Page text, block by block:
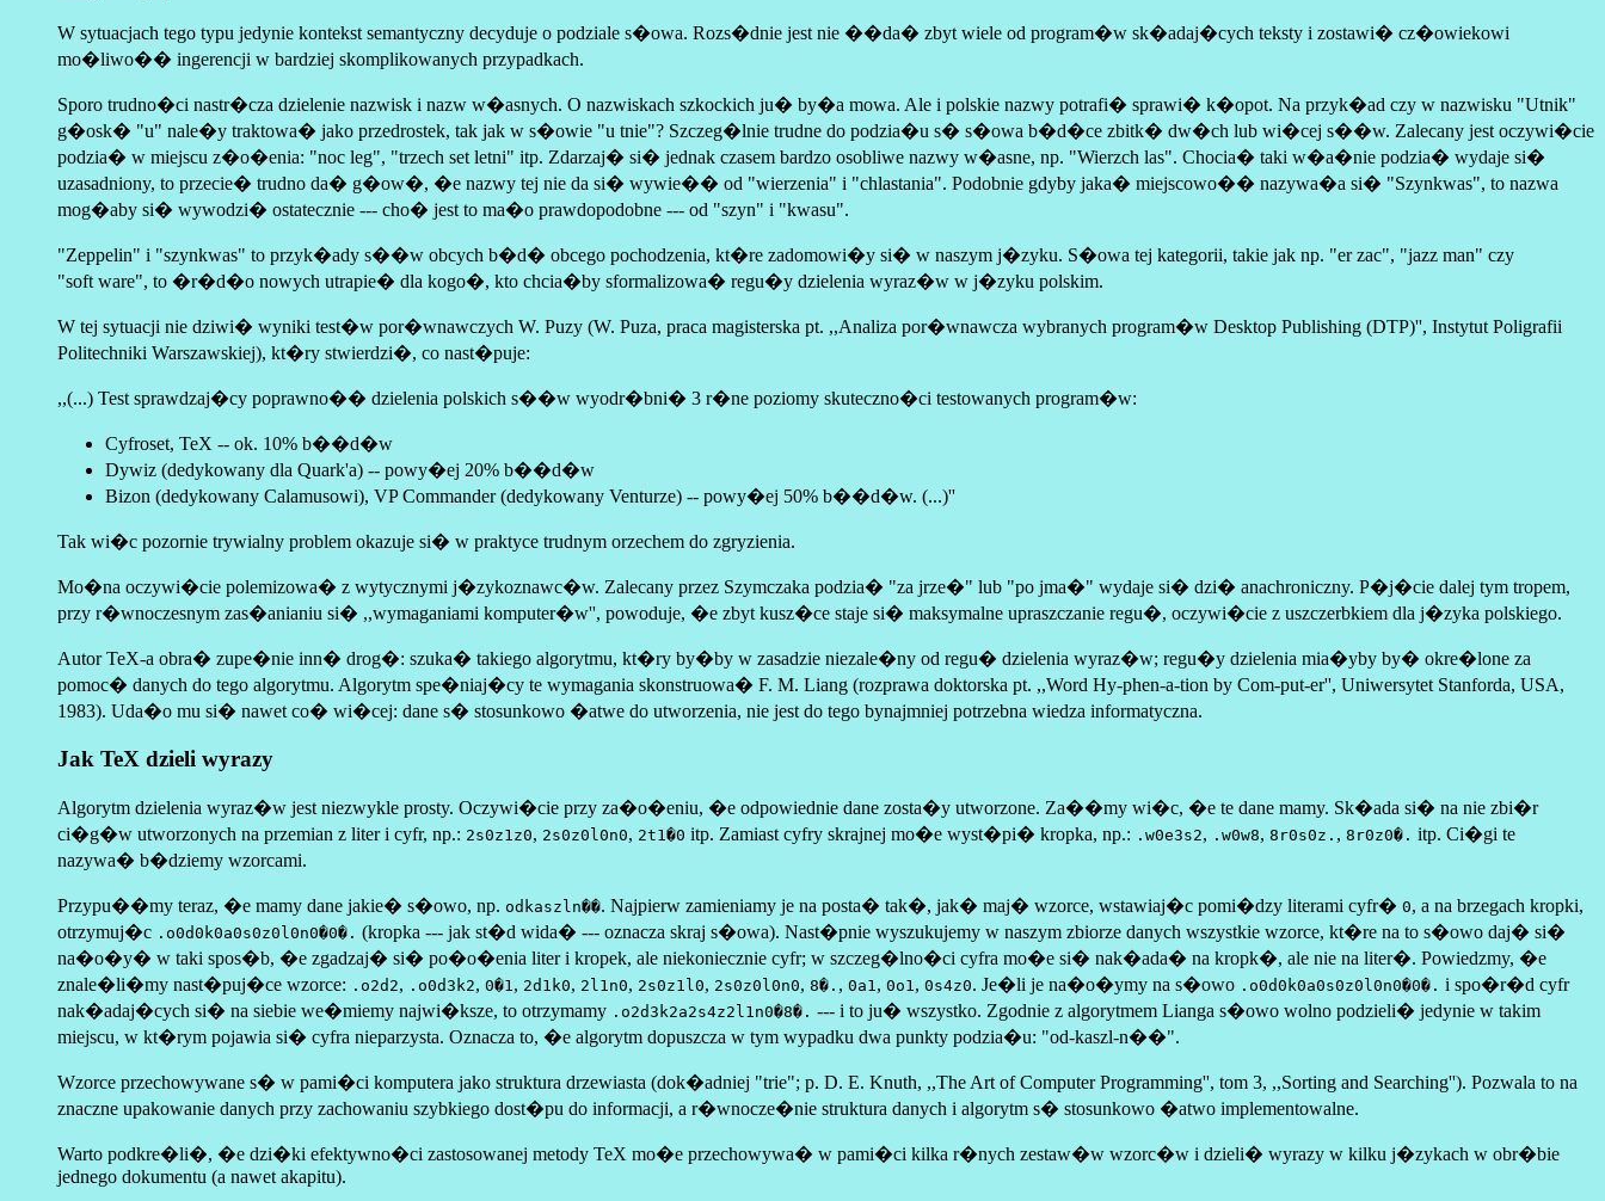
W sytuacjach tego typu jedynie kontekst semantyczny decyduje o podziale s�owa. Rozs�dnie jest nie ��da� zbyt wiele od program�w sk�adaj�cych teksty i zostawi� cz�owiekowi
mo�liwo�� ingerencji w bardziej skomplikowanych przypadkach.
Sporo trudno�ci nastr�cza dzielenie nazwisk i nazw w�asnych. O nazwiskach szkockich ju� by�a mowa. Ale i polskie nazwy potrafi� sprawi� k�opot. Na przyk�ad czy w nazwisku "Utnik"
g�osk� "u" nale�y traktowa� jako przedrostek, tak jak w s�owie "u tnie"? Szczeg�lnie trudne do podzia�u s� s�owa b�d�ce zbitk� dw�ch lub wi�cej s��w. Zalecany jest oczywi�cie
podzia� w miejscu z�o�enia: "noc leg", "trzech set letni" itp. Zdarzaj� si� jednak czasem bardzo osobliwe nazwy w�asne, np. "Wierzch las". Chocia� taki w�a�nie podzia� wydaje si�
uzasadniony, to przecie� trudno da� g�ow�, �e nazwy tej nie da si� wywie�� od "wierzenia" i "chlastania". Podobnie gdyby jaka� miejscowo�� nazywa�a si� "Szynkwas", to nazwa
mog�aby si� wywodzi� ostatecznie --- cho� jest to ma�o prawdopodobne --- od "szyn" i "kwasu".
"Zeppelin" i "szynkwas" to przyk�ady s��w obcych b�d� obcego pochodzenia, kt�re zadomowi�y si� w naszym j�zyku. S�owa tej kategorii, takie jak np. "er zac", "jazz man" czy
"soft ware", to �r�d�o nowych utrapie� dla kogo�, kto chcia�by sformalizowa� regu�y dzielenia wyraz�w w j�zyku polskim.
W tej sytuacji nie dziwi� wyniki test�w por�wnawczych W. Puzy (W. Puza, praca magisterska pt. ,,Analiza por�wnawcza wybranych program�w Desktop Publishing (DTP)'', Instytut Poligrafii
Politechniki Warszawskiej), kt�ry stwierdzi�, co nast�puje:
,,(...) Test sprawdzaj�cy poprawno�� dzielenia polskich s��w wyodr�bni� 3 r�ne poziomy skuteczno�ci testowanych program�w:
Cyfroset, TeX -- ok. 10% b��d�w
Dywiz (dedykowany dla Quark'a) -- powy�ej 20% b��d�w
Bizon (dedykowany Calamusowi), VP Commander (dedykowany Venturze) -- powy�ej 50% b��d�w. (...)''
Tak wi�c pozornie trywialny problem okazuje si� w praktyce trudnym orzechem do zgryzienia.
Mo�na oczywi�cie polemizowa� z wytycznymi j�zykoznawc�w. Zalecany przez Szymczaka podzia� "za jrze�" lub "po jma�" wydaje si� dzi� anachroniczny. P�j�cie dalej tym tropem,
przy r�wnoczesnym zas�anianiu si� ,,wymaganiami komputer�w'', powoduje, �e zbyt kusz�ce staje si� maksymalne upraszczanie regu�, oczywi�cie z uszczerbkiem dla j�zyka polskiego.
Autor TeX-a obra� zupe�nie inn� drog�: szuka� takiego algorytmu, kt�ry by�by w zasadzie niezale�ny od regu� dzielenia wyraz�w; regu�y dzielenia mia�yby by� okre�lone za
pomoc� danych do tego algorytmu. Algorytm spe�niaj�cy te wymagania skonstruowa� F. M. Liang (rozprawa doktorska pt. ,,Word Hy-phen-a-tion by Com-put-er'', Uniwersytet Stanforda, USA,
1983). Uda�o mu si� nawet co� wi�cej: dane s� stosunkowo �atwe do utworzenia, nie jest do tego bynajmniej potrzebna wiedza informatyczna.
Jak TeX dzieli wyrazy
Algorytm dzielenia wyraz�w jest niezwykle prosty. Oczywi�cie przy za�o�eniu, �e odpowiednie dane zosta�y utworzone. Za��my wi�c, �e te dane mamy. Sk�ada si� na nie zbi�r
ci�g�w utworzonych na przemian z liter i cyfr, np.: 2s0z1z0, 2s0z0l0n0, 2t1�0 itp. Zamiast cyfry skrajnej mo�e wyst�pi� kropka, np.: .w0e3s2, .w0w8, 8r0s0z. , 8r0z0�. itp. Ci�gi te
nazywa� b�dziemy wzorcami.
Przypu��my teraz, �e mamy dane jakie� s�owo, np. odkaszln��. Najpierw zamieniamy je na posta� tak�, jak� maj� wzorce, wstawiaj�c pomi�dzy literami cyfr� 0, a na brzegach kropki,
otrzymuj�c .o0d0k0a0s0z0l0n0�0�. (kropka --- jak st�d wida� --- oznacza skraj s�owa). Nast�pnie wyszukujemy w naszym zbiorze danych wszystkie wzorce, kt�re na to s�owo daj� si�
na�o�y� w taki spos�b, �e zgadzaj� si� po�o�enia liter i kropek, ale niekoniecznie cyfr; w szczeg�lno�ci cyfra mo�e si� nak�ada� na kropk�, ale nie na liter�. Powiedzmy, �e
znale�li�my nast�puj�ce wzorce: .o2d2, .o0d3k2, 0�1, 2d1k0, 2l1n0, 2s0z1l0, 2s0z0l0n0, 8�. , 0a1, 0o1, 0s4z0. Je�li je na�o�ymy na s�owo .o0d0k0a0s0z0l0n0�0�. i spo�r�d cyfr
nak�adaj�cych si� na siebie we�miemy najwi�ksze, to otrzymamy .o2d3k2a2s4z2l1n0�8�. --- i to ju� wszystko. Zgodnie z algorytmem Lianga s�owo wolno podzieli� jedynie w takim
miejscu, w kt�rym pojawia si� cyfra nieparzysta. Oznacza to, �e algorytm dopuszcza w tym wypadku dwa punkty podzia�u: "od-kaszl-n��".
Wzorce przechowywane s� w pami�ci komputera jako struktura drzewiasta (dok�adniej "trie"; p. D. E. Knuth, ,,The Art of Computer Programming'', tom 3, ,,Sorting and Searching''). Pozwala to na
znaczne upakowanie danych przy zachowaniu szybkiego dost�pu do informacji, a r�wnocze�nie struktura danych i algorytm s� stosunkowo �atwo implementowalne.
Warto podkre�li�, �e dzi�ki efektywno�ci zastosowanej metody TeX mo�e przechowywa� w pami�ci kilka r�nych zestaw�w wzorc�w i dzieli� wyrazy w kilku j�zykach w obr�bie
jednego dokumentu (a nawet akapitu).